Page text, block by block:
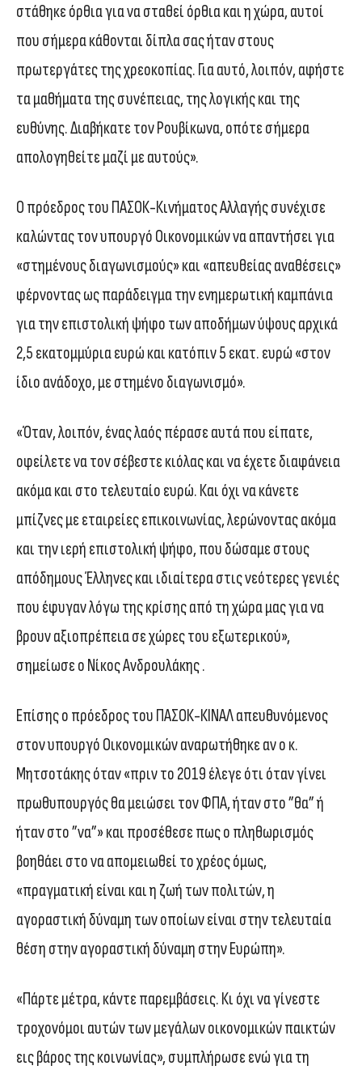
στάθηκε όρθια για να σταθεί όρθια και η χώρα, αυτοί
που σήμερα κάθονται δίπλα σας ήταν στους
πρωτεργάτες της χρεοκοπίας. Για αυτό, λοιπόν, αφήστε
τα μαθήματα της συνέπειας, της λογικής και της
ευθύνης. Διαβήκατε τον Ρουβίκωνα, οπότε σήμερα
απολογηθείτε μαζί με αυτούς».
Ο πρόεδρος του ΠΑΣΟΚ-Κινήματος Αλλαγής συνέχισε
καλώντας τον υπουργό Οικονομικών να απαντήσει για
«στημένους διαγωνισμούς» και «απευθείας αναθέσεις»
φέρνοντας ως παράδειγμα την ενημερωτική καμπάνια
για την επιστολική ψήφο των αποδήμων ύψους αρχικά
2,5 εκατομμύρια ευρώ και κατόπιν 5 εκατ. ευρώ «στον
ίδιο ανάδοχο, με στημένο διαγωνισμό».
«Όταν, λοιπόν, ένας λαός πέρασε αυτά που είπατε,
οφείλετε να τον σέβεστε κιόλας και να έχετε διαφάνεια
ακόμα και στο τελευταίο ευρώ. Και όχι να κάνετε
μπίζνες με εταιρείες επικοινωνίας, λερώνοντας ακόμα
και την ιερή επιστολική ψήφο, που δώσαμε στους
απόδημους Έλληνες και ιδιαίτερα στις νεότερες γενιές
που έφυγαν λόγω της κρίσης από τη χώρα μας για να
βρουν αξιοπρέπεια σε χώρες του εξωτερικού»,
σημείωσε ο Νίκος Ανδρουλάκης .
Επίσης ο πρόεδρος του ΠΑΣΟΚ-ΚΙΝΑΛ απευθυνόμενος
στον υπουργό Οικονομικών αναρωτήθηκε αν ο κ.
Μητσοτάκης όταν «πριν το 2019 έλεγε ότι όταν γίνει
πρωθυπουργός θα μειώσει τον ΦΠΑ, ήταν στο ”θα” ή
ήταν στο ”να”» και προσέθεσε πως ο πληθωρισμός
βοηθάει στο να απομειωθεί το χρέος όμως,
«πραγματική είναι και η ζωή των πολιτών, η
αγοραστική δύναμη των οποίων είναι στην τελευταία
θέση στην αγοραστική δύναμη στην Ευρώπη».
«Πάρτε μέτρα, κάντε παρεμβάσεις. Κι όχι να γίνεστε
τροχονόμοι αυτών των μεγάλων οικονομικών παικτών
εις βάρος της κοινωνίας», συμπλήρωσε ενώ για τη